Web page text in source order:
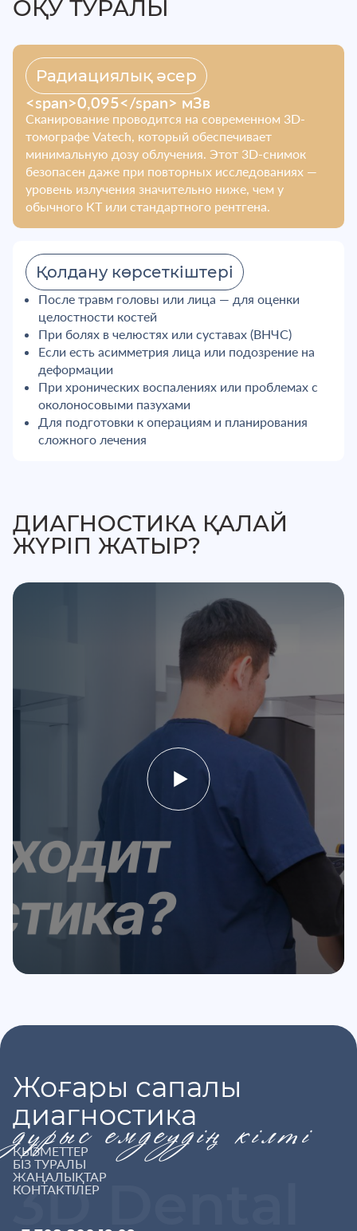
ОҚУ ТУРАЛЫ
Радиациялық әсер
<span>0,095</span> мЗв
Сканирование проводится на современном 3D-
томографе Vatech, который обеспечивает
минимальную дозу облучения. Этот 3D-снимок
безопасен даже при повторных исследованиях —
уровень излучения значительно ниже, чем у
обычного КТ или стандартного рентгена.
Қолдану көрсеткіштері
После травм головы или лица — для оценки
целостности костей
При болях в челюстях или суставах (ВНЧС)
Если есть асимметрия лица или подозрение на
деформации
При хронических воспалениях или проблемах с
околоносовыми пазухами
Для подготовки к операциям и планирования
сложного лечения
ДИАГНОСТИКА ҚАЛАЙ
ЖҮРІП ЖАТЫР?
Жоғары сапалы
диагностика
дұрыс емдеудің кілті
3D Dental
ҚЫЗМЕТТЕР
БІЗ ТУРАЛЫ
ЖАҢАЛЫҚТАР
КОНТАКТІЛЕР